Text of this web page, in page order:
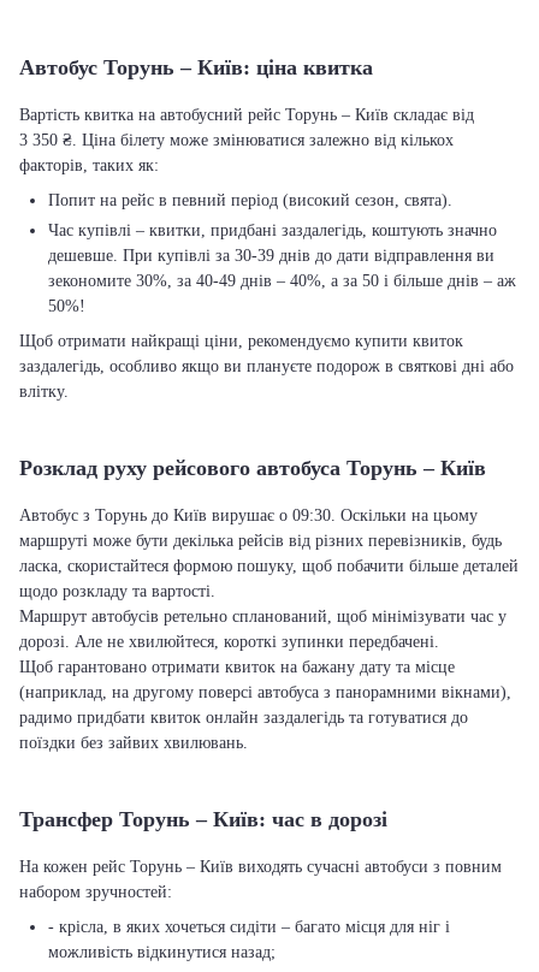
Автобус Торунь – Київ: ціна квитка
Вартість квитка на автобусний рейс Торунь – Київ складає від
3 350 ₴. Ціна білету може змінюватися залежно від кількох
факторів, таких як:
Попит на рейс в певний період (високий сезон, свята).
Час купівлі – квитки, придбані заздалегідь, коштують значно
дешевше. При купівлі за 30-39 днів до дати відправлення ви
зекономите 30%, за 40-49 днів – 40%, а за 50 і більше днів – аж
50%!
Щоб отримати найкращі ціни, рекомендуємо купити квиток
заздалегідь, особливо якщо ви плануєте подорож в святкові дні або
влітку.
Розклад руху рейсового автобуса Торунь – Київ
Автобус з Торунь до Київ вирушає о 09:30. Оскільки на цьому
маршруті може бути декілька рейсів від різних перевізників, будь
ласка, скористайтеся формою пошуку, щоб побачити більше деталей
щодо розкладу та вартості.
Маршрут автобусів ретельно спланований, щоб мінімізувати час у
дорозі. Але не хвилюйтеся, короткі зупинки передбачені.
Щоб гарантовано отримати квиток на бажану дату та місце
(наприклад, на другому поверсі автобуса з панорамними вікнами),
радимо придбати квиток онлайн заздалегідь та готуватися до
поїздки без зайвих хвилювань.
Трансфер Торунь – Київ: час в дорозі
На кожен рейс Торунь – Київ виходять сучасні автобуси з повним
набором зручностей:
- крісла, в яких хочеться сидіти – багато місця для ніг і
можливість відкинутися назад;